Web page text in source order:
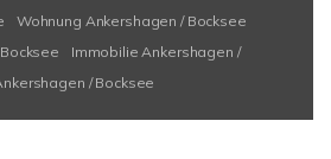
Wohnung Ankershagen / Bocksee
Immobilie Ankershagen /
/ Bocksee